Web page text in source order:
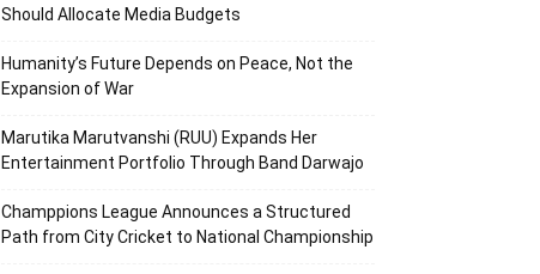
Should Allocate Media Budgets
Humanity’s Future Depends on Peace, Not the
Expansion of War
Marutika Marutvanshi (RUU) Expands Her
Entertainment Portfolio Through Band Darwajo
Champpions League Announces a Structured
Path from City Cricket to National Championship